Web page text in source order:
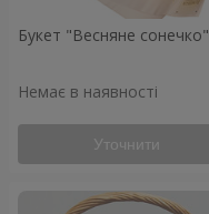
Букет "Весняне сонечко"
Немає в наявності
Уточнити